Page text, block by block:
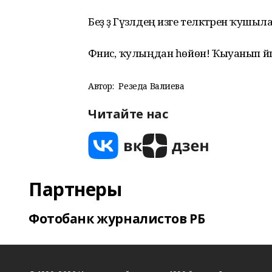
Беҙ ҙә Гүзәлдең изге теләктәренә
Фәнисә, ҡулыңдан һөйөн! Ҡыуанып
Автор: Резеда Валиева
Читайте нас
Партнеры
Фотобанк журналистов РБ